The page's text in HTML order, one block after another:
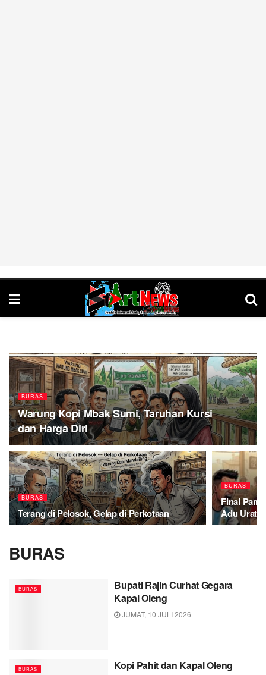
BURAS
Warung Kopi Mbak Sumi, Taruhan Kursi
dan Harga Diri
BURAS
Terang di Pelosok, Gelap di Perkotaan
BURAS
Final
Adu Urat
BURAS
BURAS
Bupati Rajin Curhat Gegara
Kapal Oleng
JUMAT, 10 JULI 2026
BURAS Kopi Pahit dan Kapal Oleng